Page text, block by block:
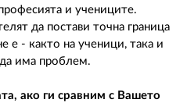
и учениците.
да постави точна граница
е - както на ученици, така и
има проблем.
ако ги сравним с Вашето